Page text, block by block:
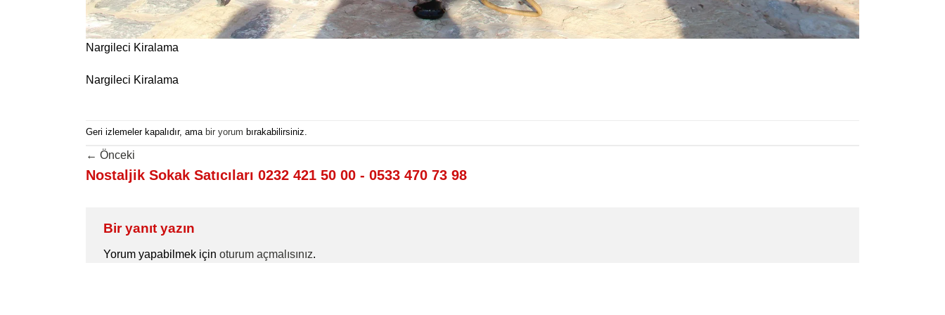
Nargileci Kiralama
Nargileci Kiralama
Geri izlemeler kapalıdır, ama bir yorum bırakabilirsiniz.
← Önceki
Nostaljik Sokak Satıcıları 0232 421 50 00 - 0533 470 73 98
Bir yanıt yazın
Yorum yapabilmek için oturum açmalısınız.